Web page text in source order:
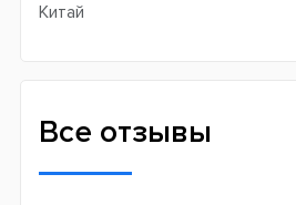
Китай
Все отзывы